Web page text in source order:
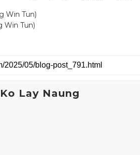
Win Tun)
Win Tun)
Lay Naung